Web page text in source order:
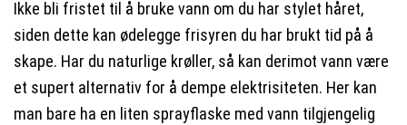
Ikke bli fristet til å bruke vann om du har stylet håret,
siden dette kan ødelegge frisyren du har brukt tid på å
skape. Har du naturlige krøller, så kan derimot vann være
et supert alternativ for å dempe elektrisiteten. Her kan
man bare ha en liten sprayflaske med vann tilgjengelig